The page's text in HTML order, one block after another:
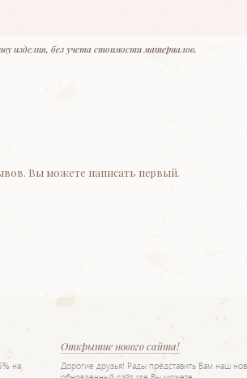
изделия, без учета стоимости материалов.
Вы можете написать первый.
на
Открытие нового сайта!
Дорогие друзья! Рады представить Вам наш